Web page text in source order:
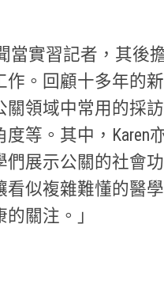
當實習記者，其後
。回顧十多年的
領域中常用的採
等。其中，Karen
展示公關的社會
似複雜難懂的醫
關注。」